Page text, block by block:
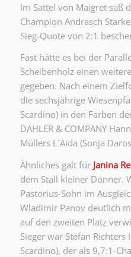
Im Sattel von Maigret saß
Champion Andrasch
Sieg-Quote von 2:1
Fast hätte es bei der
Scheibenholz einen
gegeben. Nach einem
die sechsjährige
Scardino) in den Farben
DAHLER & COMPANY
Müllers L`Aida (Sonja
Ähnliches galt für Janina
dem Stall kleiner Donner.
Pastorius-Sohn im
Wladimir Panov deutlich
auf den zweiten Platz
Sieger war Stefan Richters
Scardino), der als 9,7:1-